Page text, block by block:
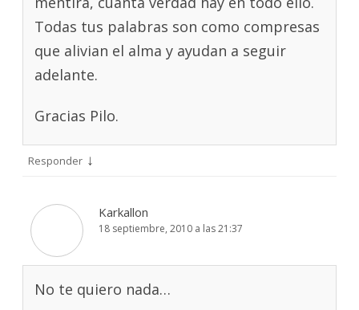
Todas tus palabras son como compresas
que alivian el alma y ayudan a seguir
adelante.
Gracias Pilo.
Responder ↓
Karkallon
18 septiembre, 2010 a las 21:37
No te quiero nada…